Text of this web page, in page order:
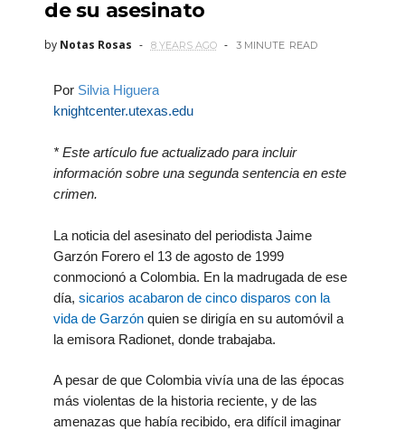
de su asesinato
by Notas Rosas 8 YEARS AGO 3 MINUTE READ
Por Silvia Higuera
knightcenter.utexas.edu
* Este artículo fue actualizado para incluir
información sobre una segunda sentencia en este
crimen.
La noticia del asesinato del periodista Jaime
Garzón Forero el 13 de agosto de 1999
conmocionó a Colombia. En la madrugada de ese
día, sicarios acabaron de cinco disparos con la
vida de Garzónquien se dirigía en su automóvil a
la emisora Radionet, donde trabajaba.
A pesar de que Colombia vivía una de las épocas
más violentas de la historia reciente, y de las
amenazas que había recibido, era difícil imaginar